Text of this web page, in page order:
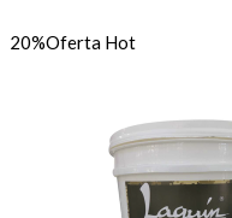
20%Oferta Hot